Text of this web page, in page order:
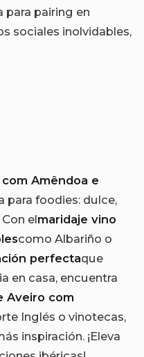
para pairing en
sociales inolvidables,
Amêndoa e
para foodies: dulce,
elmaridaje vino
como Albariño o
perfectaque
en casa, encuentra
Aveiro com
Inglés o vinotecas,
inspiración. ¡Eleva